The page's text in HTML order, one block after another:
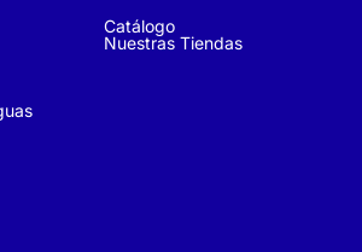
Catálogo
Nuestras Tiendas